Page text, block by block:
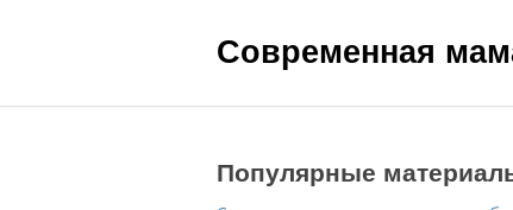
Современная
Популярные